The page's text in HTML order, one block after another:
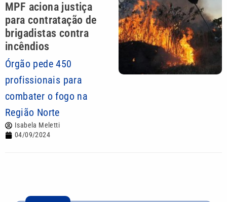
MPF aciona justiça
para contratação de
brigadistas contra
incêndios
Órgão pede 450
profissionais para
combater o fogo na
Região Norte
Isabela Meletti
04/09/2024